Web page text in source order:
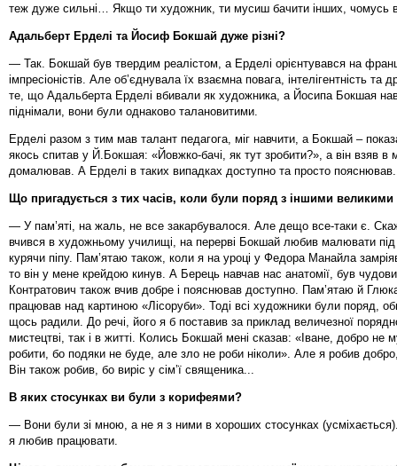
теж дуже сильні… Якщо ти художник, ти мусиш бачити інших, чомусь
Адальберт Ерделі та Йосиф Бокшай дуже різні?
— Так. Бокшай був твердим реалістом, а Ерделі орієнтувався на
імпресіоністів. Але об’єднувала їх взаємна повага, інтелігентність та
те, що Адальберта Ерделі вбивали як художника, а Йосипа Бокшая
піднімали, вони були однаково талановитими.
Ерделі разом з тим мав талант педагога, міг навчити, а Бокшай –
якось спитав у Й.Бокшая: «Йовжко-бачі, як тут зробити?», а він взяв в
домалював. А Ерделі в таких випадках доступно та просто пояснював.
Що пригадується з тих часів, коли були поряд з іншими
— У пам’яті, на жаль, не все закарбувалося. Але дещо все-таки є.
вчився в художньому училищі, на перерві Бокшай любив малювати
курячи піпу. Пам’ятаю також, коли я на уроці у Федора Манайла
то він у мене крейдою кинув. А Берець навчав нас анатомії, був
Контратович також вчив добре і пояснював доступно. Пам’ятаю й
працював над картиною «Лісоруби». Тоді всі художники були поряд,
щось радили. До речі, його я б поставив за приклад величезної
мистецтві, так і в житті. Колись Бокшай мені сказав: «Іване, добро не
робити, бо подяки не буде, але зло не роби ніколи». Але я робив
Він також робив, бо виріс у сім’ї священика...
В яких стосунках ви були з корифеями?
— Вони були зі мною, а не я з ними в хороших стосунках
я любив працювати.